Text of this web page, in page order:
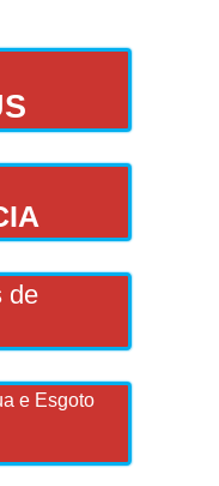
de
e Esgoto